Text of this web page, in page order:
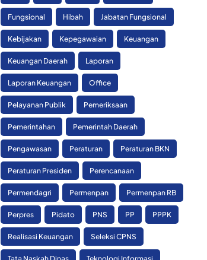
Fungsional Hibah Jabatan Fungsional
Kebijakan Kepegawaian Keuangan
Keuangan Daerah Laporan
Laporan Keuangan Office
Pelayanan Publik Pemeriksaan
Pemerintahan Pemerintah Daerah
Pengawasan Peraturan Peraturan BKN
Peraturan Presiden Perencanaan
Permendagri Permenpan Permenpan RB
Perpres Pidato PNS PP PPPK
Realisasi Keuangan Seleksi CPNS